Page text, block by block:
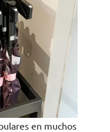
en muchos